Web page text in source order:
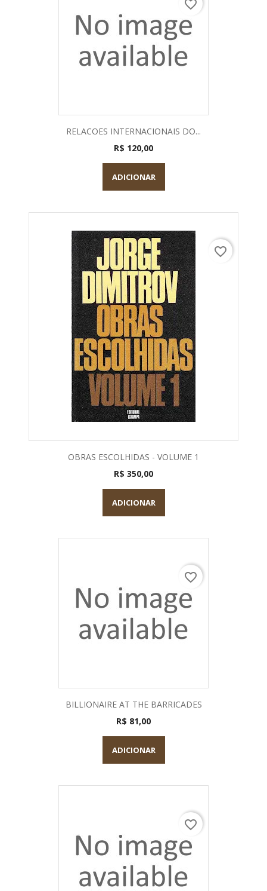
RELACOES INTERNACIONAIS DO...
R$ 120,00
ADICIONAR
favorite_border
OBRAS ESCOLHIDAS - VOLUME 1
R$ 350,00
ADICIONAR
favorite_border
BILLIONAIRE AT THE BARRICADES
R$ 81,00
ADICIONAR
favorite_border
favorite_border